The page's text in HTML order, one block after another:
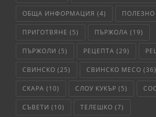
ОБЩА ИНФОРМАЦИЯ (4) ПОЛЕЗНО
ПРИГОТВЯНЕ (5) ПЪРЖОЛА (19)
ПЪРЖОЛИ (5) РЕЦЕПТА (29)
СВИНСКО (25) СВИНСКО МЕСО (36)
СКАРА (10) СЛОУ КУКЪР (5) СОС
СЪВЕТИ (10) ТЕЛЕШКО (7)